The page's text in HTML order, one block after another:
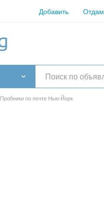
Добавить Отдам
Пробники по почте Нью-Йорк